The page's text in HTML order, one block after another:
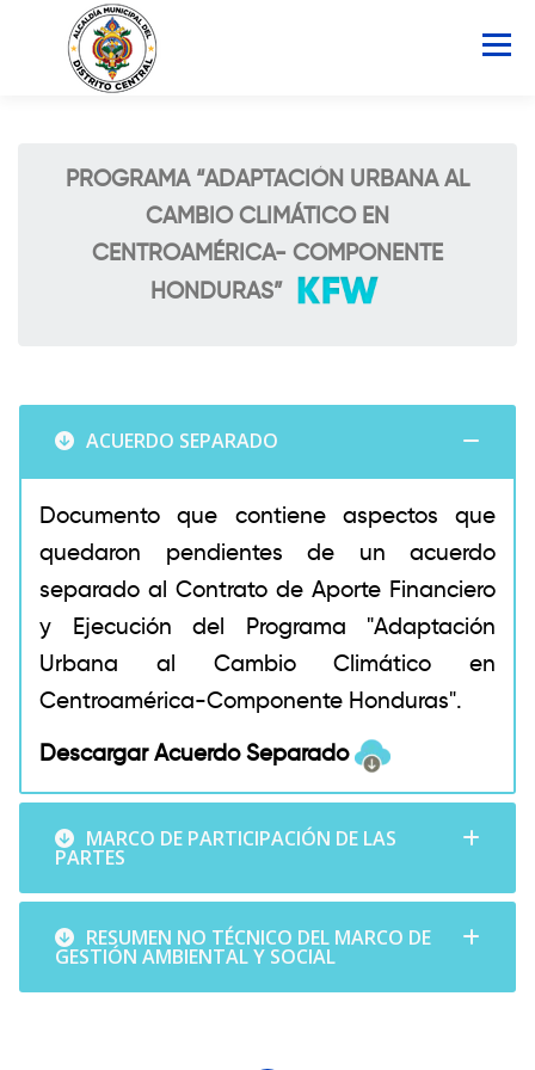
Menú
ATLAS MUNICIPAL COCOIN
Buscar:
PROGRAMA “ADAPTACIÓN URBANA AL
CAMBIO CLIMÁTICO EN
CENTROAMÉRICA- COMPONENTE
HONDURAS”
ACUERDO SEPARADO
Documento que contiene aspectos que
quedaron pendientes de un acuerdo
separado al Contrato de Aporte Financiero
y Ejecución del Programa "Adaptación
Urbana al Cambio Climático en
Centroamérica-Componente Honduras".
Descargar Acuerdo Separado
MARCO DE PARTICIPACIÓN DE LAS
PARTES
RESUMEN NO TÉCNICO DEL MARCO DE
GESTIÓN AMBIENTAL Y SOCIAL